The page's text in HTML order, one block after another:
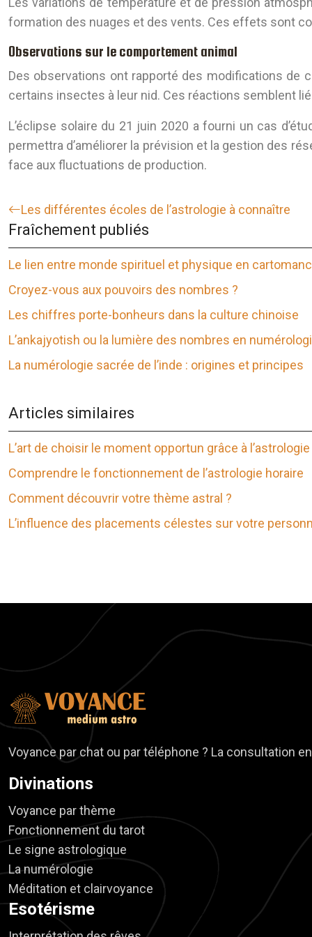
formation des nuages et des vents. Ces effets sont
Observations sur le comportement animal
Des observations ont rapporté des modifications de
certains insectes à leur nid. Ces réactions semblent
L’éclipse solaire du 21 juin 2020 a fourni un cas
permettra d’améliorer la prévision et la gestion des
face aux fluctuations de production.
Les différentes écoles de l’astrologie à connaître
Fraîchement publiés
Le lien entre monde spirituel et physique en
Croyez-vous aux pouvoirs des nombres ?
Les chiffres porte-bonheurs dans la culture chinoise
L’ankajyotish ou la lumière des nombres en
La numérologie sacrée de l’inde : origines et principes
Articles similaires
L’art de choisir le moment opportun grâce à l’astrologie
Comprendre le fonctionnement de l’astrologie horaire
Comment découvrir votre thème astral ?
L’influence des placements célestes sur votre
Voyance par chat ou par téléphone ? La consultation
Divinations
Voyance par thème
Fonctionnement du tarot
Le signe astrologique
La numérologie
Méditation et clairvoyance
Esotérisme